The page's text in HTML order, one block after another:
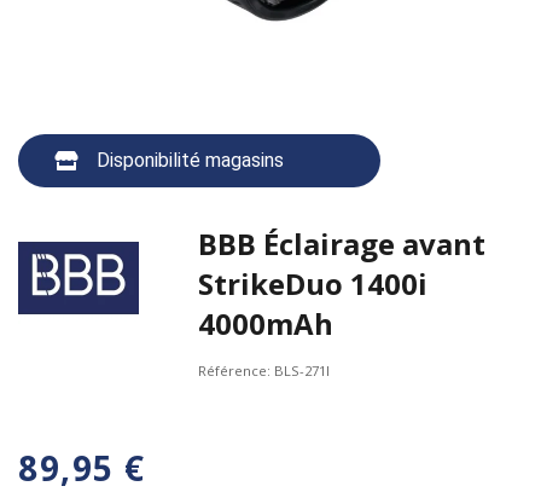
Disponibilité magasins
BBB Éclairage avant
StrikeDuo 1400i
4000mAh
Référence: BLS-271I
89,95 €